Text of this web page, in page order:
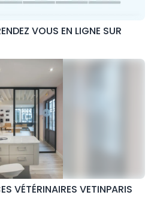
VOUS EN LIGNE SUR
VÉTÉRINAIRES VETINPARIS